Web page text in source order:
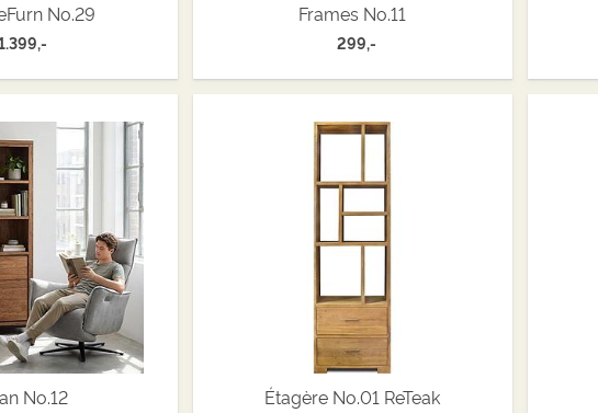
No.29 Frames No.11
299,-
No.12 Étagère No.01 ReTeak